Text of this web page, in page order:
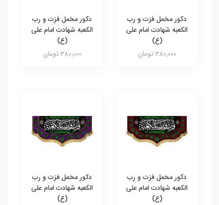
دکور مخمل فزت و رب
الکعبه شهادت امام علی
(ع)
380,000 تومان
دکور مخمل فزت و رب
الکعبه شهادت امام علی
(ع)
380,000 تومان
دکور مخمل فزت و رب
الکعبه شهادت امام علی
(ع)
دکور مخمل فزت و رب
الکعبه شهادت امام علی
(ع)